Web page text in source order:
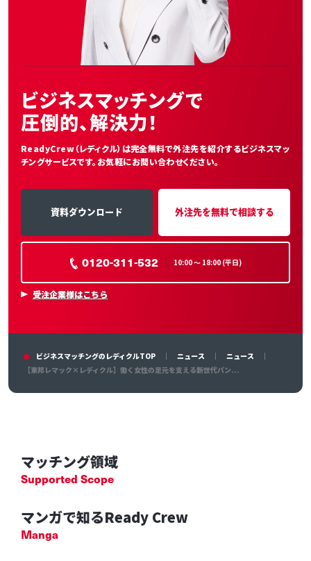
ビジネスマッチングで
圧倒的、解決力！
ReadyCrew（レディクル）は完全無料で外注先を紹介するビジネスマッ
チングサービスです。お気軽にお問い合わせください。
資料ダウンロード 外注先を無料で相談する
0120-311-532 10:00 〜 18:00 (平日)
受注企業様はこちら
ビジネスマッチングのレディクルTOP ニュース
ニュース
【東邦レマック×レディクル】働く女性の足元を支える新世代パン...
マッチング領域
Supported Scope
マンガで知るReady Crew
Manga